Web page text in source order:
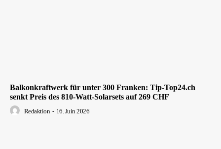
Balkonkraftwerk für unter 300 Franken: Tip-Top24.ch
senkt Preis des 810-Watt-Solarsets auf 269 CHF
Redaktion - 16. Juin 2026